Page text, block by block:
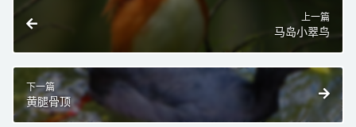
上一篇
马岛小翠鸟
下一篇
黄腿骨顶